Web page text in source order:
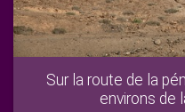
Sur la route de la
environs de